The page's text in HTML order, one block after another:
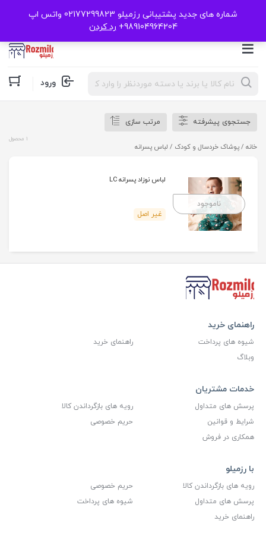
شماره های جدید پشتیبانی رزمیلو 02177299823 واتس اپ
989104964204+
رد کردن
Products
search ورود
جستجوی پیشرفته مرتب سازی
خانه /پوشاک خردسال و کودک / لباس پسرانه
1 محصول
ناموجود
لباس نوزاد پسرانه LC
غیر اصل
راهنمای خرید
شیوه های پرداخت
راهنمای خرید
وبلاگ
خدمات مشتریان
پرسش های متداول
رویه های بازگرداندن کالا
شرایط و قوانین
حریم خصوصی
همکاری در فروش
با رزمیلو
رویه های بازگرداندن کالا
حریم خصوصی
پرسش های متداول
شیوه های پرداخت
راهنمای خرید